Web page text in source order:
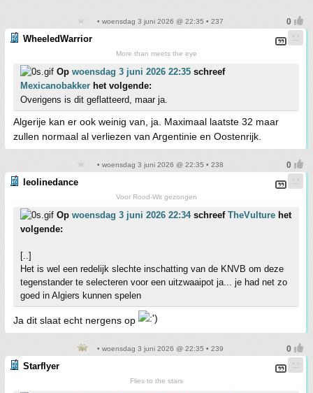
• woensdag 3 juni 2026 @ 22:35 • 237
WheeledWarrior
More than meets the eye
Op woensdag 3 juni 2026 22:35 schreef
Mexicanobakker het volgende:
Overigens is dit geflatteerd, maar ja.
Algerije kan er ook weinig van, ja. Maximaal laatste 32 maar
zullen normaal al verliezen van Argentinie en Oostenrijk.
• woensdag 3 juni 2026 @ 22:35 • 238
leolinedance
Voor Rood-Wit gezongen
Op woensdag 3 juni 2026 22:34schreef TheVulture het
volgende:
[..]
Het is wel een redelijk slechte inschatting van de KNVB om deze
tegenstander te selecteren voor een uitzwaaipot ja... je had net zo
goed in Algiers kunnen spelen
Ja dit slaat echt nergens op
• woensdag 3 juni 2026 @ 22:35 • 239
Starflyer
Flies to the stars